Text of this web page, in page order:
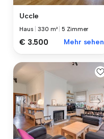
Uccle
Haus |330 m² |5 Zimmer
€ 3.500 Mehr sehen